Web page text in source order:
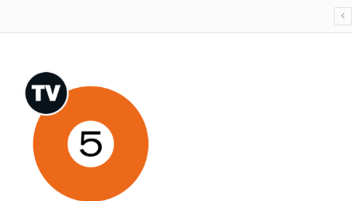
del subsidio hipotecario con viviendas de hasta 6.000 UF